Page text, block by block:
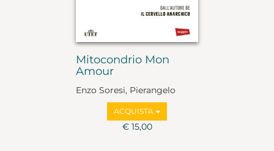
Mitocondrio Mon
Amour
Enzo Soresi, Pierangelo
ACQUISTA
€ 15,00